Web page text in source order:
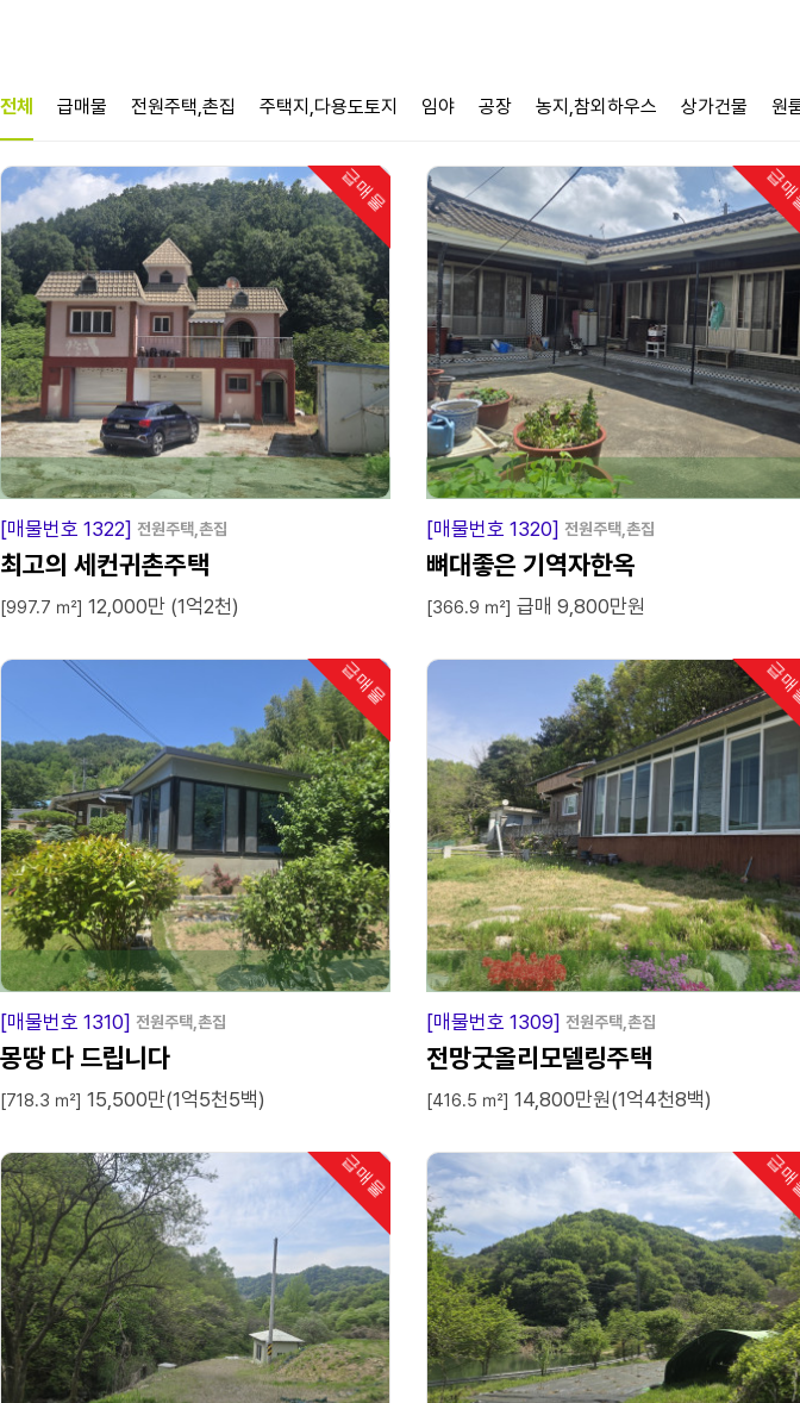
매물정보
전체 급매물 전원주택,촌집 주택지,다용도토지 임야 공장 농지,참외하우스 상가건물 원
급매물
인기
급 매 물
[매물번호 1322] 전원주택,촌집
최고의 세컨귀촌주택
[997.7 ㎡] 12,000만 (1억2천)
급인기
급 매 물
[매물번호 1320] 전원주택,촌집
뼈대좋은 기역자한옥
[366.9 ㎡] 급매 9,800만원
급매물
인기
급 매 물
[매물번호 1310] 전원주택,촌집
몽땅 다 드립니다
[718.3 ㎡] 15,500만(1억5천5백)
급인기
급 매 물
[매물번호 1309] 전원주택,촌집
전망굿올리모델링주택
[416.5 ㎡] 14,800만원(1억4천8백)
급매물
인기 급인기